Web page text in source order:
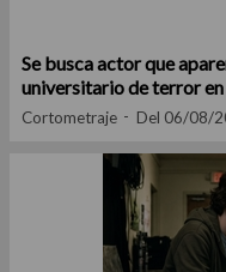
Se busca actor que
universitario de terror
Cortometraje Del 06/08/